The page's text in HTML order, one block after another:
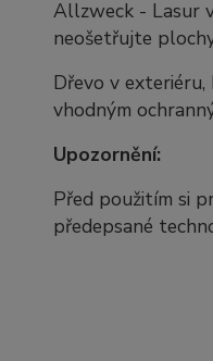
Allzweck - Lasur
neošetřujte
Dřevo v
vhodným
Upozornění:
Před použitím si
předepsané